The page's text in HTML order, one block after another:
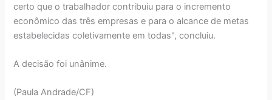
certo que o trabalhador contribuiu para o incremento
econômico das três empresas e para o alcance de metas
estabelecidas coletivamente em todas", concluiu.
A decisão foi unânime.
(Paula Andrade/CF)